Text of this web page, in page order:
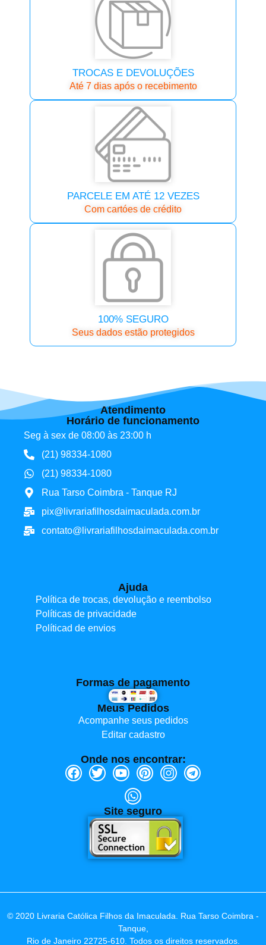
TROCAS E DEVOLUÇÕES
Até 7 dias após o recebimento
PARCELE EM ATÉ 12 VEZES
Com cartóes de crédito
100% SEGURO
Seus dados estão protegidos
Atendimento
Horário de funcionamento
Seg à sex de 08:00 às 23:00 h
(21) 98334-1080
(21) 98334-1080
Rua Tarso Coimbra - Tanque RJ
pix@livrariafilhosdaimaculada.com.br
contato@livrariafilhosdaimaculada.com.br
Ajuda
Política de trocas, devolução e reembolso
Políticas de privacidade
Políticad de envios
Formas de pagamento
Meus Pedidos
Acompanhe seus pedidos
Editar cadastro
Onde nos encontrar:
Site seguro
© 2020 Livraria Católica Filhos da Imaculada. Rua Tarso Coimbra -
Tanque,
Rio de Janeiro 22725-610. Todos os direitos reservados.